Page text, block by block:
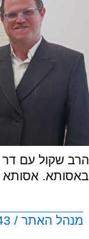
הרב שקול עם דר
באסותא. אסותא
מנהל האתר / 18:43 27.03.24